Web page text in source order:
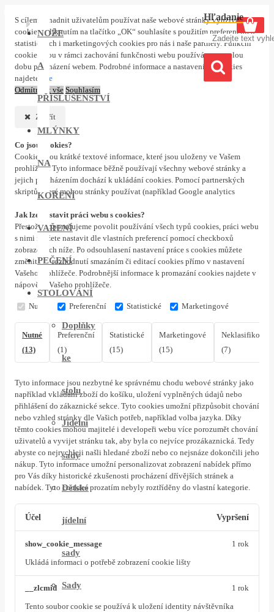
S cílem usnadnit uživatelům používat naše webové stránky využíváme
cookies. Kliknutím na tlačítko „OK“ souhlasíte s použitím preferenčních,
statistických i marketingových cookies pro nás i naše partnery. Funkční
cookies jsou v rámci zachování funkčnosti webu používány po celou
dobu procházení webem. Podrobné informace a nastavení ke cookies
najdete
zde
Odmítnout vše Souhlasím
Zavřít
Co jsou cookies?
Cookies jsou krátké textové informace, které jsou uloženy ve Vašem
prohlížeči. Tyto informace běžně používají všechny webové stránky a
jejich procházením dochází k ukládání cookies. Pomocí partnerských
skriptů, které mohou stránky používat (například Google analytics
Jak lze nastavit práci webu s cookies?
Přestože doporučujeme povolit používání všech typů cookies, práci webu
s nimi můžete nastavit dle vlastních preferencí pomocí checkboxů
zobrazených níže. Po odsouhlasení nastavení práce s cookies můžete
změnit své rozhodnutí smazáním či editací cookies přímo v nastavení
Vašeho prohlížeče. Podrobnější informace k promazání cookies najdete v
nápovědě Vašeho prohlížeče.
Nutné Preferenční Statistické Marketingové
Nutné
(13)
Preferenční
(1)
Statistické
(15)
Marketingové
(15)
(7)
Tyto informace jsou nezbytné ke správnému chodu webové stránky jako
například vkládání zboží do košíku, uložení vyplněných údajů nebo
přihlášení do zákaznické sekce. Tyto cookies umožní přizpůsobit chování
nebo vzhled stránky dle Vašich potřeb, například volba jazyka. Díky
těmto cookies mohou majitelé i developeři webu více porozumět chování
uživatelů a vyvijet stránku tak, aby byla co nejvíce prozákaznická. Tedy
abyste co nejrychleji našli hledané zboží nebo co nejsnáze dokončili jeho
nákup. Tyto informace umožní personalizovat zobrazení nabídek přímo
pro Vás díky historické zkušenosti procházení dřívějších stránek a
nabídek. Tyto cookies prozatím nebyly roztříděny do vlastní kategorie.
Účel Vypršení
show_cookie_message
Ukládá informaci o potřebě zobrazení cookie lišty
1 rok
__zlcmid
Tento soubor cookie se používá k uložení identity návštěvníka
1 rok
Hľadanie
NOŽE
A
PŘÍSLUŠENSTVÍ
MLÝNKY
NA
KOŘENÍ
VAŘENÍ
PEČENÍ
STOLOVÁNÍ
Doplňky
ke
stolu
Jídelní
sady
Dětské
jídelní
sady
Sady